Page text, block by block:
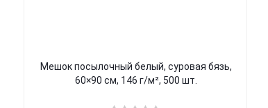
Мешок посылочный белый, суровая бязь,
60×90 см, 146 г/м², 500 шт.